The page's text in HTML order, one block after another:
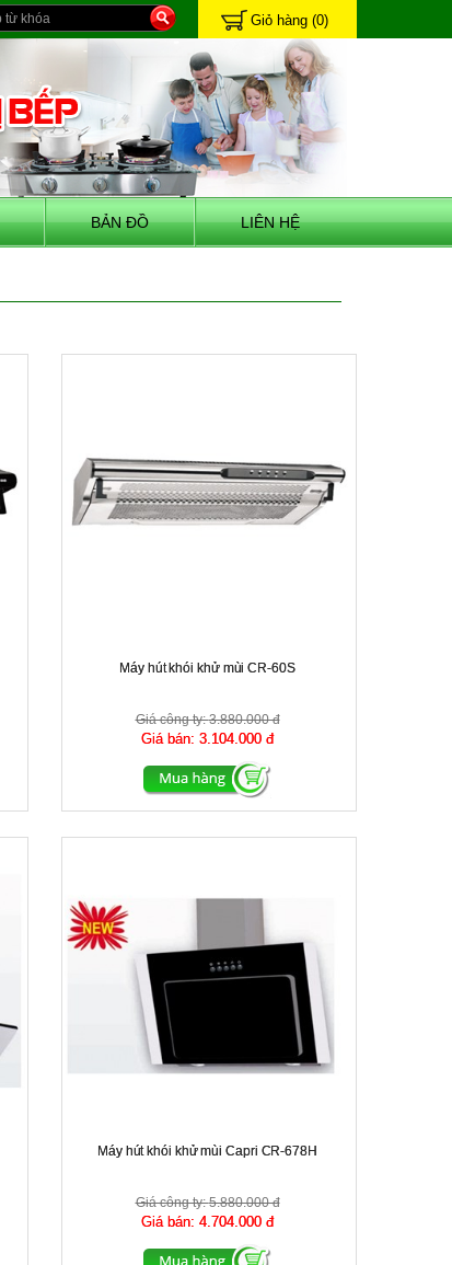
Giỏ hàng (0)
BẢN ĐỒ LIÊN HỆ
Máy hút khói khử mùi CR-60S
Giá công ty:3.880.000 đ
Giá bán: 3.104.000 đ
Máy hút khói khử mùi Capri CR-678H
Giá công ty:5.880.000 đ
Giá bán: 4.704.000 đ